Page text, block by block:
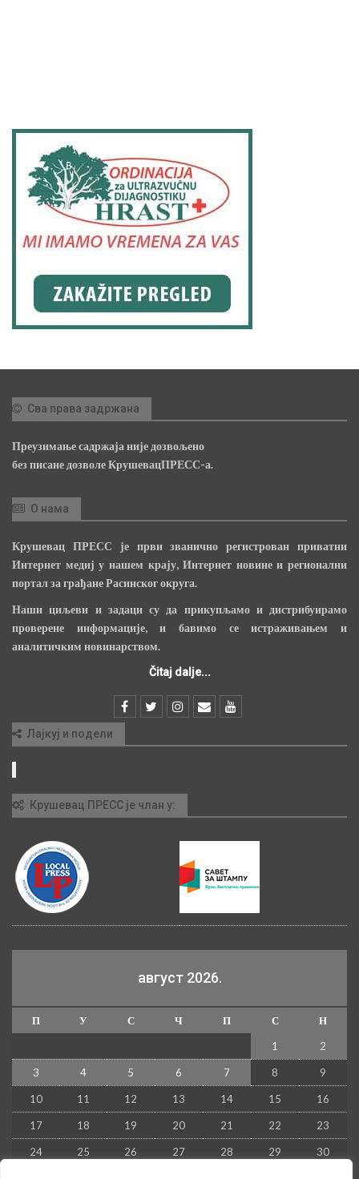
Сва права задржана
Преузимање садржаја није дозвољено
без писане дозволе КрушевацПРЕСС-а.
О нама
Крушевац ПРЕСС је први званично регистрован приватни
Интернет медиј у нашем крају, Интернет новине и регионални
портал за грађане Расинског округа.
Наши циљеви и задаци су да прикупљамо и дистрибуирамо
проверене информације, и бавимо се истраживањем и
аналитичким новинарством.
Čitaj dalje...
Лајкуј и подели
Крушевац ПРЕСС је члан у:
август 2026.
П У С Ч П С
Н
1
2
3 4 5 6 7 8 9
10 11 12 13 14 15 16
17 18 19 20 21 22 23
24 25 26 27 28 29 30